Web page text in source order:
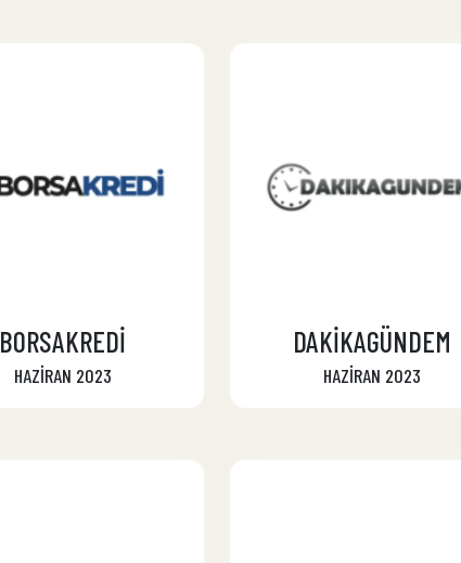
BORSAKREDİ
HAZİRAN 2023
DAKİKAGÜNDEM
HAZİRAN 2023